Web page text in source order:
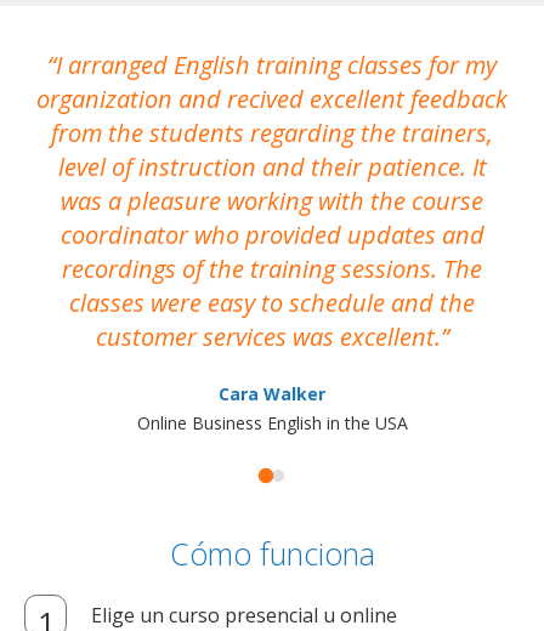
I arranged English training classes for my
organization and recived excellent feedback
from the students regarding the trainers,
level of instruction and their patience. It
was a pleasure working with the course
coordinator who provided updates and
recordings of the training sessions. The
classes were easy to schedule and the
customer services was excellent.
Cara Walker
Online Business English in the USA
Cómo funciona
Elige un curso presencial u online